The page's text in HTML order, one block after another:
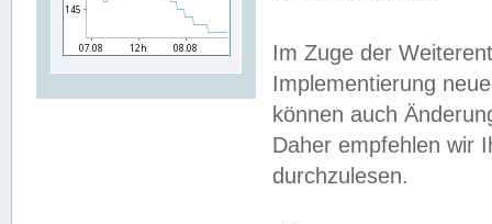
Im Zuge der
Implementierung
können auch
Daher empfehlen wir
durchzulesen.